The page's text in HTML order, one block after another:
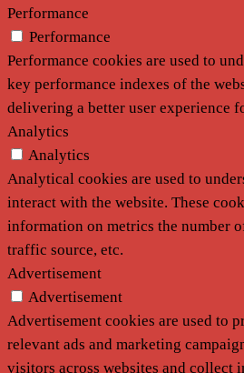
Performance
Performance
Performance cookies are used to
key performance indexes of the
delivering a better user experience
Analytics
Analytics
Analytical cookies are used to
interact with the website. These
information on metrics the number
traffic source, etc.
Advertisement
Advertisement
Advertisement cookies are used to
relevant ads and marketing
visitors across websites and collect